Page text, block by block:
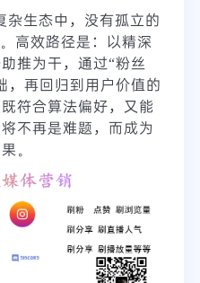
生态中，没有孤立的
高效路径是：以精深
推为干，通过“粉丝
，再回归到用户价值的
符合算法偏好，又能
不再是难题，而成为
。